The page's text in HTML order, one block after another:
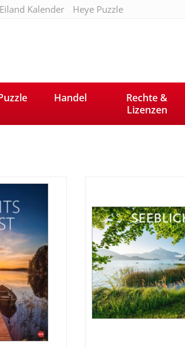
Eiland Kalender Heye Puzzle
Handel
Rechte &
Lizenzen